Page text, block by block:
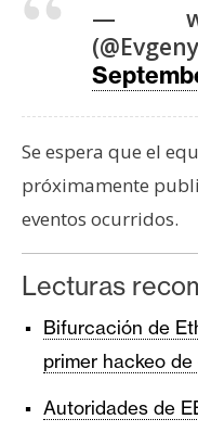
—
Se espera que el
próximamente
eventos ocurridos.
Lecturas
Bifurcación de
primer hackeo
Autoridades de